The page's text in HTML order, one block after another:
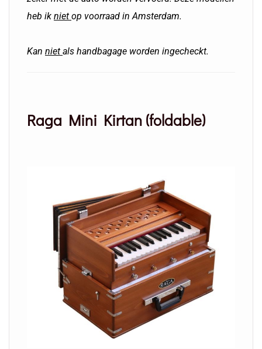
heb ik niet op voorraad in Amsterdam.
Kan niet als handbagage worden ingecheckt.
Raga Mini Kirtan (foldable)